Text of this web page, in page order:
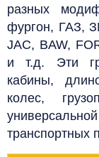
разных
фургон, ГАЗ,
JAC, BAW,
и т.д. Эти
кабины,
колес,
транспортных